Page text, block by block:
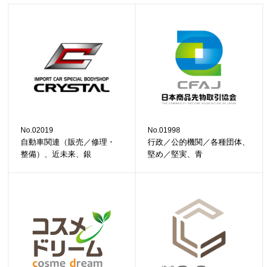
No.02019
自動車関連（販売／修理・
整備）、近未来、銀
No.01998
行政／公的機関／各種団体、
堅め／堅実、青